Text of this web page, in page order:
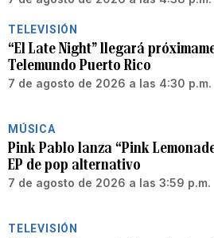
TELEVISIÓN
“El Late Night” llegará
Telemundo Puerto Rico
7 de agosto de 2026 a las 4:30 p.m.
MÚSICA
Pink Pablo lanza “Pink
EP de pop alternativo
7 de agosto de 2026 a las 3:59 p.m.
TELEVISIÓN